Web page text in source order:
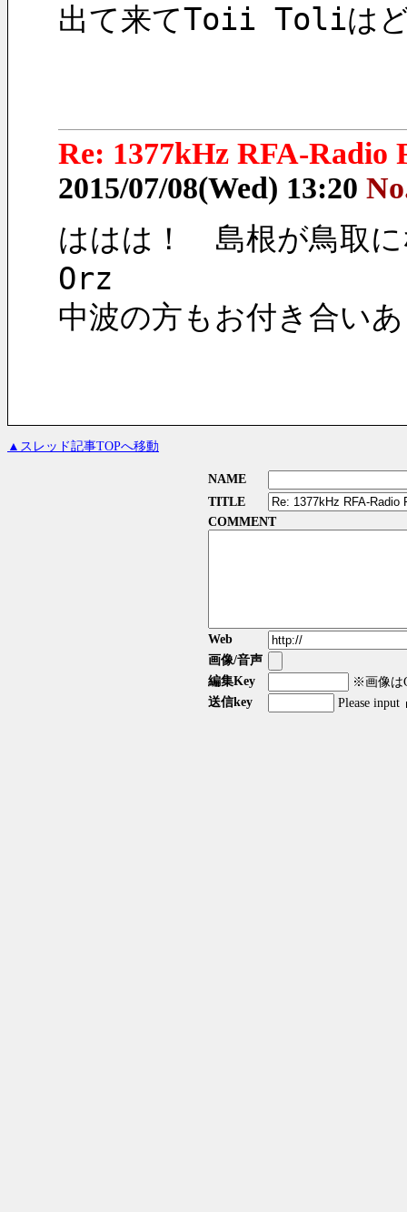
出て来てToii Toliはど
Re: 1377kHz RFA-Radio
2015/07/08(Wed) 13:20
ははは！　島根が鳥取
Orz
中波の方もお付き合い
▲スレッド記事TOPへ移動
NAME
TITLE
COMMENT
Web
画像/音声
編集Key
※画像は
送信key
Please input